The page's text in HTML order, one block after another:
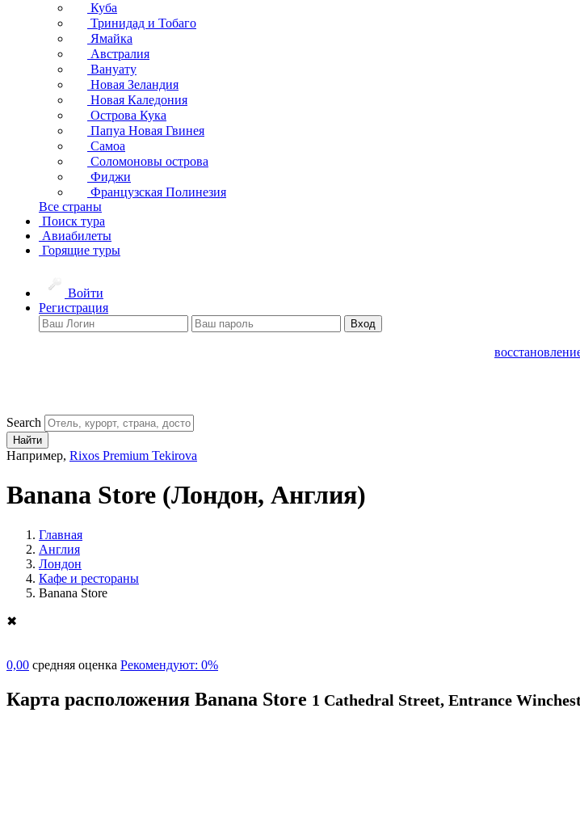
Куба
Тринидад и Тобаго
Ямайка
Австралия
Вануату
Новая Зеландия
Новая Каледония
Острова Кука
Папуа Новая Гвинея
Самоа
Соломоновы острова
Фиджи
Французская Полинезия
Все страны
Поиск тура
Авиабилеты
Горящие туры
Войти
Регистрация
Вход
Search
Найти
Например, Rixos Premium Tekirova
Banana Store (Лондон, Англия)
Главная
Англия
Лондон
Кафе и рестораны
Banana Store
✖
0,00 средняя оценка Рекомендуют: 0%
Карта расположения Banana Store 1 Cathedral Street, Entrance